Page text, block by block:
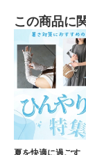
この商品に
夏を快適に過ご